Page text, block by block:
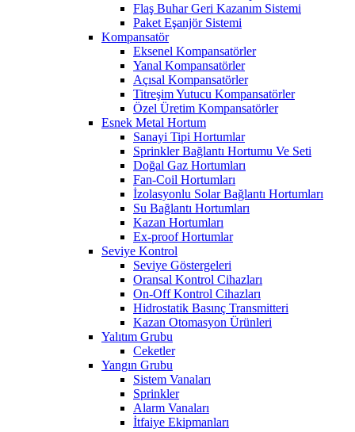
Flaş Buhar Geri Kazanım Sistemi
Paket Eşanjör Sistemi
Kompansatör
Eksenel Kompansatörler
Yanal Kompansatörler
Açısal Kompansatörler
Titreşim Yutucu Kompansatörler
Özel Üretim Kompansatörler
Esnek Metal Hortum
Sanayi Tipi Hortumlar
Sprinkler Bağlantı Hortumu Ve Seti
Doğal Gaz Hortumları
Fan-Coil Hortumları
İzolasyonlu Solar Bağlantı Hortumları
Su Bağlantı Hortumları
Kazan Hortumları
Ex-proof Hortumlar
Seviye Kontrol
Seviye Göstergeleri
Oransal Kontrol Cihazları
On-Off Kontrol Cihazları
Hidrostatik Basınç Transmitteri
Kazan Otomasyon Ürünleri
Yalıtım Grubu
Ceketler
Yangın Grubu
Sistem Vanaları
Sprinkler
Alarm Vanaları
İtfaiye Ekipmanları